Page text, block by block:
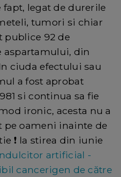
fapt, legat de durerile
tumori si chiar
publice 92 de
din
ciuda efectului sau
a fost aprobat
si continua sa fie
ironic, acesta nu a
pe oameni inainte de
❗ la stirea din iunie
artificial -
cancerigen de către